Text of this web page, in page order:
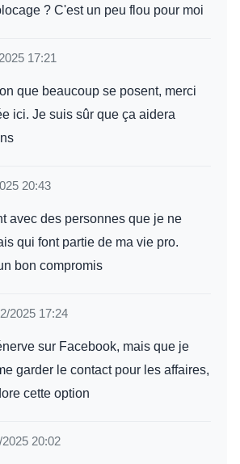
? C'est un peu flou pour moi
17:21
que beaucoup se posent, merci
ici. Je suis sûr que ça aidera
20:43
avec des personnes que je ne
qui font partie de ma vie pro.
bon compromis
2025 17:24
sur Facebook, mais que je
garder le contact pour les affaires,
cette option
20:02